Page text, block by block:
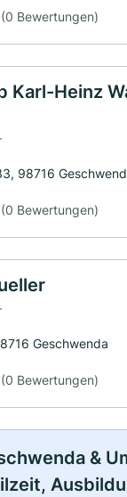
(0 Bewertungen)
Karl-Heinz
98716
(0 Bewertungen)
Geschwenda
(0 Bewertungen)
&